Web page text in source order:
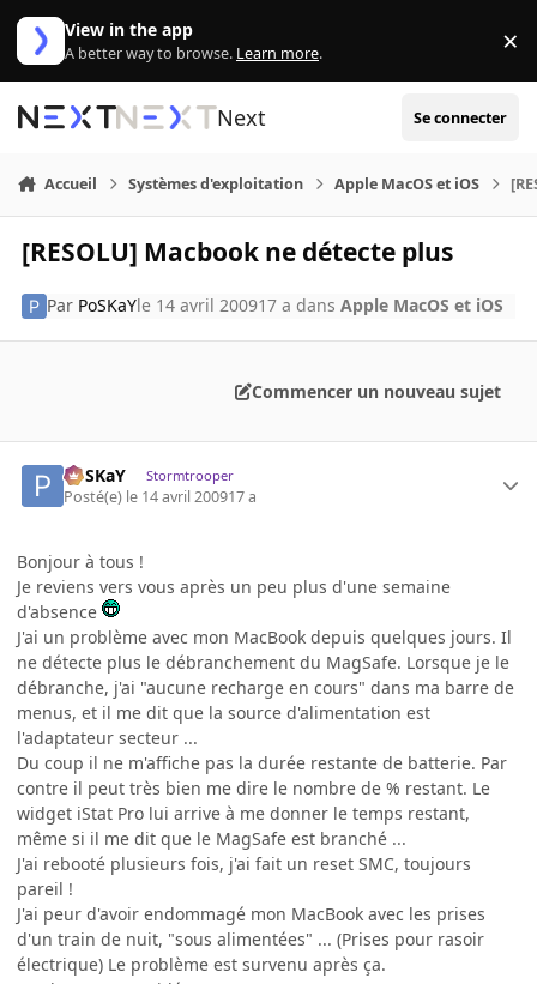
Aller au contenu
View in the app
A better way to browse. Learn more. ×
Next Se connecter
Accueil Systèmes d'exploitation Apple MacOS et iOS
[RESOLU] Macbook ne détecte plus
Par PoSKaYle 14 avril 200917 a dansApple MacOS et iOS
Commencer un nouveau sujet
PoSKaY Stormtrooper
Posté(e) le 14 avril 200917 a
Bonjour à tous !
Je reviens vers vous après un peu plus d'une semaine
d'absence
J'ai un problème avec mon MacBook depuis quelques jours. Il
ne détecte plus le débranchement du MagSafe. Lorsque je le
débranche, j'ai "aucune recharge en cours" dans ma barre de
menus, et il me dit que la source d'alimentation est
l'adaptateur secteur ...
Du coup il ne m'affiche pas la durée restante de batterie. Par
contre il peut très bien me dire le nombre de % restant. Le
widget iStat Pro lui arrive à me donner le temps restant,
même si il me dit que le MagSafe est branché ...
J'ai rebooté plusieurs fois, j'ai fait un reset SMC, toujours
pareil !
J'ai peur d'avoir endommagé mon MacBook avec les prises
d'un train de nuit, "sous alimentées" ... (Prises pour rasoir
électrique) Le problème est survenu après ça.